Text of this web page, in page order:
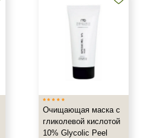
Очищающая маска с
гликолевой кислотой
10% Glycolic Peel